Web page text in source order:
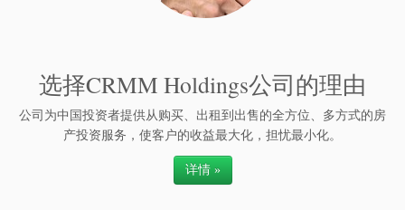
选择CRMM Holdings公司的理由
公司为中国投资者提供从购买、出租到出售的全方位、多方式的房
产投资服务，使客户的收益最大化，担忧最小化。
详情 »